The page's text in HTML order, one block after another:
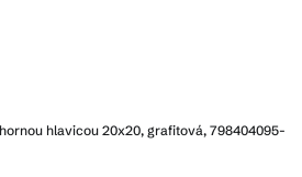
hlavicou 20x20, grafitová, 798404095-